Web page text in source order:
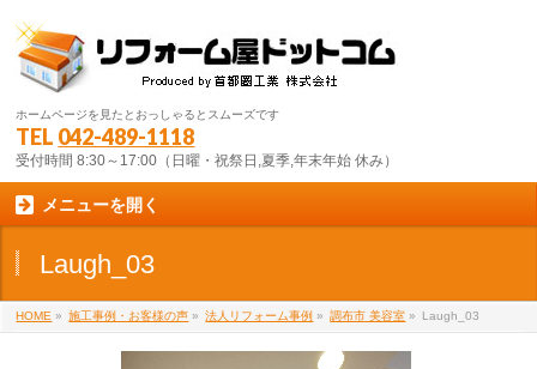
ホームページを見たとおっしゃるとスムーズです
TEL 042-489-1118
受付時間 8:30～17:00（日曜・祝祭日,夏季,年末年始 休み）
メニューを開く
Laugh_03
HOME » 施工事例・お客様の声 » 法人リフォーム事例 » 調布市 美容室 » Laugh_03